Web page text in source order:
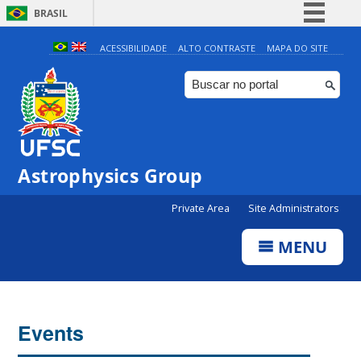
BRASIL
Simplifique!
Comunica BR
Participe
ACESSIBILIDADE ALTO CONTRASTE MAPA DO SITE
Astrophysics Group
Private Area Site Administrators
MENU
Events
0:00